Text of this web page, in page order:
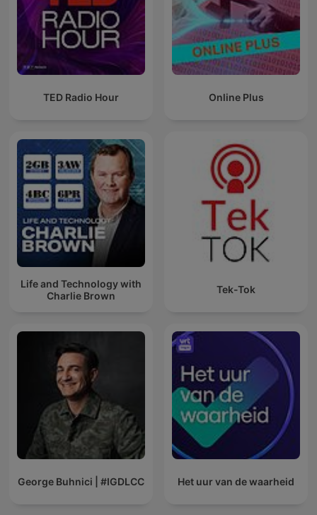
TED Radio Hour Online Plus
Life and Technology with
Charlie Brown
Tek-Tok
George Buhnici | #IGDLCC Het uur van de waarheid